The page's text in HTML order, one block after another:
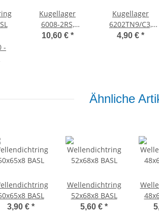
-
Kugellager
6008-2RS,
Premiumlager
10,60 € *
Kugellager
6202TN9/C3,
6202TVH/C3;
4,90 € *
Ähnliche
BASL
3,90 € *
Wellendichtring
52x68x8 BASL
5,60 € *